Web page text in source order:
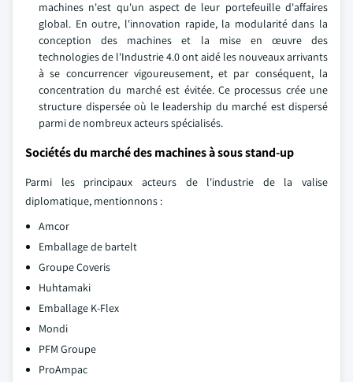
machines n'est qu'un aspect de leur portefeuille d'affaires
global. En outre, l'innovation rapide, la modularité dans la
conception des machines et la mise en œuvre des
technologies de l'Industrie 4.0 ont aidé les nouveaux arrivants
à se concurrencer vigoureusement, et par conséquent, la
concentration du marché est évitée. Ce processus crée une
structure dispersée où le leadership du marché est dispersé
parmi de nombreux acteurs spécialisés.
Sociétés du marché des machines à sous stand-up
Parmi les principaux acteurs de l'industrie de la valise
diplomatique, mentionnons :
Amcor
Emballage de bartelt
Groupe Coveris
Huhtamaki
Emballage K-Flex
Mondi
PFM Groupe
ProAmpac